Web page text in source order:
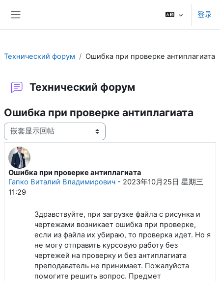
登录
Технический форум Ошибка при проверке антиплагиата
Технический форум
Ошибка при проверке антиплагиата
显示模式
Ошибка при проверке антиплагиата
Гапко Виталий Владимирович - 2023年10月25日 星期三
11:29
回帖数：3
Здравствуйте, при загрузке файла с рисунка и
чертежами возникает ошибка при проверке,
если из файла их убираю, то проверка идет. Но я
не могу отправить курсовую работу без
чертежей на проверку и без антиплагиата
преподаватель не принимает. Пожалуйста
помогите решить вопрос. Предмет